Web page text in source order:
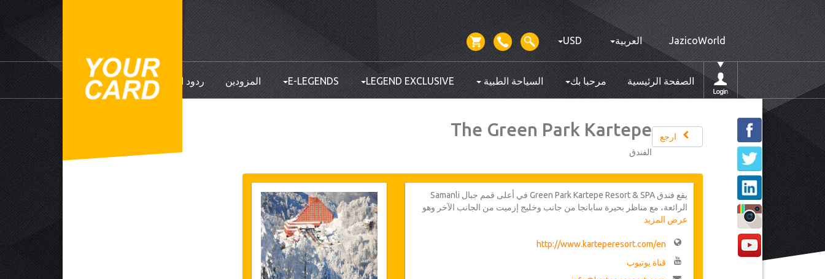
JazicoWorld العربية USD
الصفحة الرئيسية مرحبا بك السياحة الطبية LEGEND EXCLUSIVE
E-LEGENDS المزودين ردود الفعل
ارجع The Green Park Kartepe
الفندق
يقع فندق Green Park Kartepe Resort & SPA في أعلى قمم جبال Samanli
الرائعة، مع مناظر بحيرة سابانجا من جانب وخليج إزميت من الجانب الآخر وهو
على بعد ساعة فقط بالسيارة من إسطنبول. فندقنا هو المكان الأكثر جاذبية لعشاق
الادرينالين ويوفر تنظيما محترفا لاجتماعات العمل والحلقات الدراسية.
عرض المزيد
http://www.karteperesort.com/en
قناة يوتيوب